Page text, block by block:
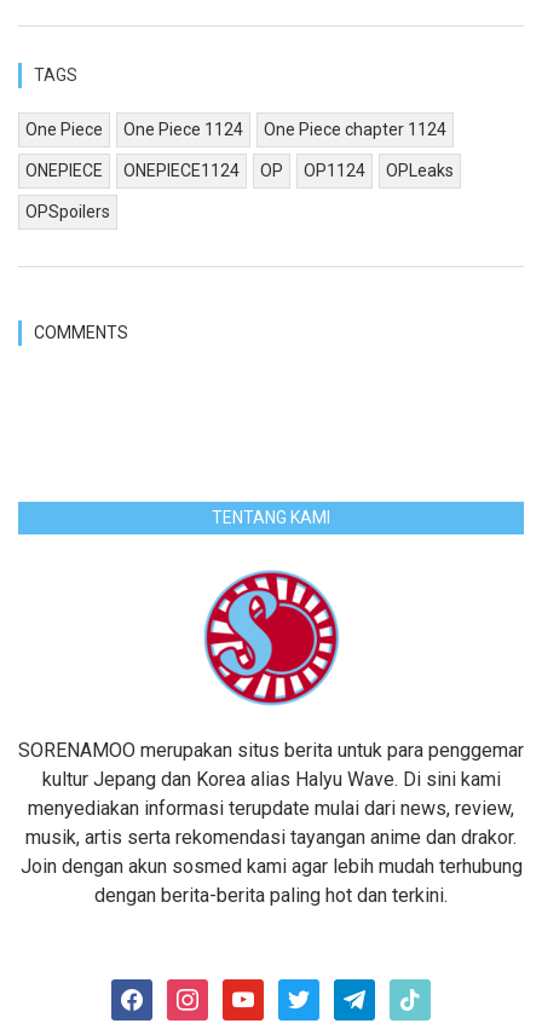
TAGS
One Piece One Piece 1124 One Piece chapter 1124
ONEPIECE ONEPIECE1124 OP OP1124 OPLeaks
OPSpoilers
COMMENTS
TENTANG KAMI
SORENAMOO merupakan situs berita untuk para penggemar
kultur Jepang dan Korea alias Halyu Wave. Di sini kami
menyediakan informasi terupdate mulai dari news, review,
musik, artis serta rekomendasi tayangan anime dan drakor.
Join dengan akun sosmed kami agar lebih mudah terhubung
dengan berita-berita paling hot dan terkini.
facebookinstagramyoutubetwitter telegramtiktok